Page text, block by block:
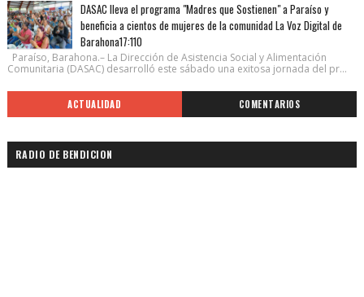
DASAC lleva el programa "Madres que Sostienen" a Paraíso y
beneficia a cientos de mujeres de la comunidad La Voz Digital de
Barahona17:110
Paraíso, Barahona.– La Dirección de Asistencia Social y Alimentación
Comunitaria (DASAC) desarrolló este sábado una exitosa jornada del pr...
ACTUALIDAD COMENTARIOS
RADIO DE BENDICION